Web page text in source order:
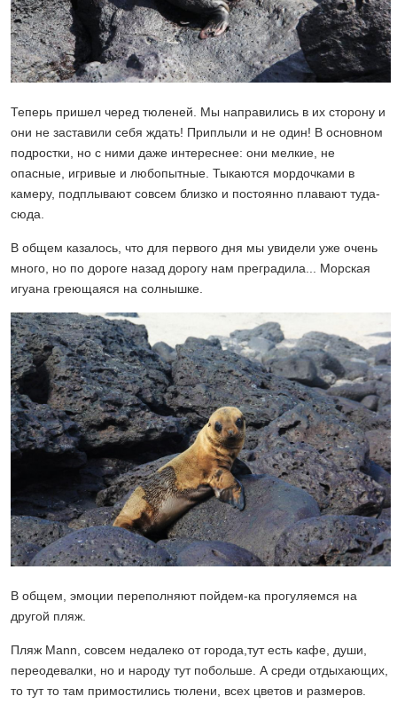
Теперь пришел черед тюленей. Мы направились в их сторону и
они не заставили себя ждать! Приплыли и не один! В основном
подростки, но с ними даже интереснее: они мелкие, не
опасные, игривые и любопытные. Тыкаются мордочками в
камеру, подплывают совсем близко и постоянно плавают туда-
сюда.
В общем казалось, что для первого дня мы увидели уже очень
много, но по дороге назад дорогу нам преградила... Морская
игуана греющаяся на солнышке.
В общем, эмоции переполняют пойдем-ка прогуляемся на
другой пляж.
Пляж Mann, совсем недалеко от города,тут есть кафе, души,
переодевалки, но и народу тут побольше. А среди отдыхающих,
то тут то там примостились тюлени, всех цветов и размеров.